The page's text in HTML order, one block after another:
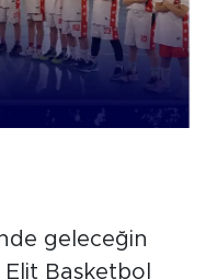
geleceğin
Elit Basketbol